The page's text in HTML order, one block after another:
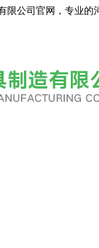
限公司官网，专业的